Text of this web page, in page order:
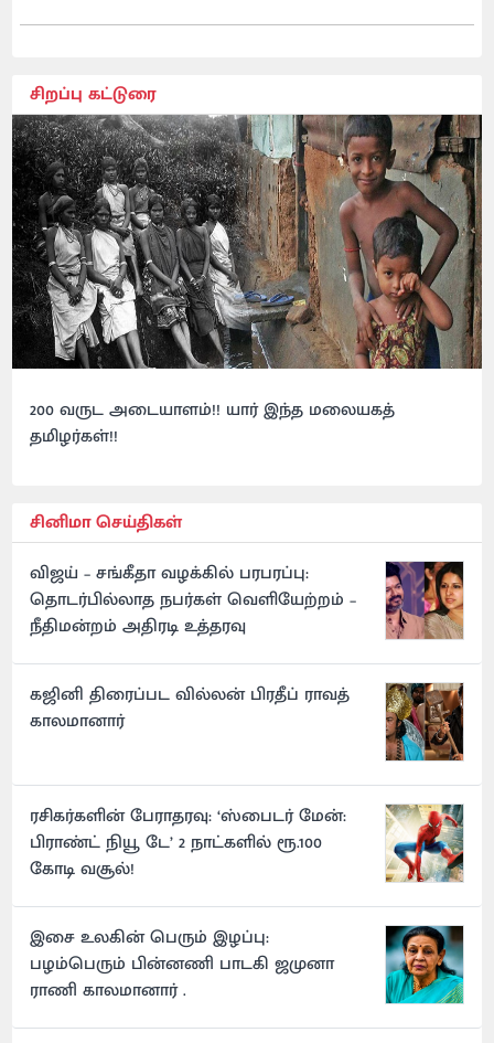
சிறப்பு கட்டுரை
200 வருட அடையாளம்!! யார் இந்த மலையகத்
தமிழர்கள்!!
சினிமா செய்திகள்
விஜய் – சங்கீதா வழக்கில் பரபரப்பு:
தொடர்பில்லாத நபர்கள் வெளியேற்றம் –
நீதிமன்றம் அதிரடி உத்தரவு
கஜினி திரைப்பட வில்லன் பிரதீப் ராவத்
காலமானார்
ரசிகர்களின் பேராதரவு: ‘ஸ்பைடர் மேன்:
பிராண்ட் நியூ டே’ 2 நாட்களில் ரூ.100
கோடி வசூல்!
இசை உலகின் பெரும் இழப்பு:
பழம்பெரும் பின்னணி பாடகி ஜமுனா
ராணி காலமானார் .